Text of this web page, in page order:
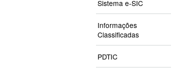
Sistema e-SIC
Informações
Classificadas
PDTIC